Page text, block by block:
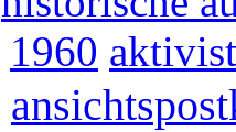
1960 aktivist